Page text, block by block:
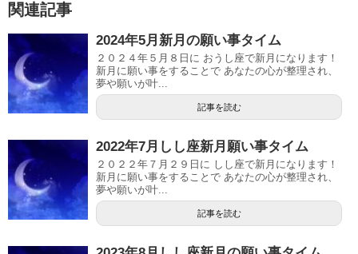
関連記事
2024年5月新月の願い事タイム
２０２４年５月８日に おうし座で新月になります！
新月に願い事をすることで あなたの心が整理され、
夢や願いが叶...
記事を読む
2022年7月しし座新月願い事タイム
２０２２年７月２９日に しし座で新月になります！
新月に願い事をすることで あなたの心が整理され、
夢や願いが叶...
記事を読む